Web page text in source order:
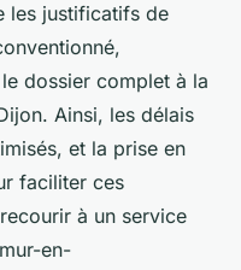
les justificatifs de
dossier complet à la
Ainsi, les délais
et la prise en
faciliter ces
à un service
en-